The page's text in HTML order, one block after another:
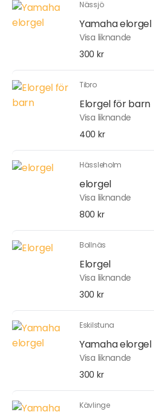
Nässjö
Yamaha elorgel
Visa liknande
300 kr
Tibro
Elorgel för barn
Visa liknande
400 kr
Hässleholm
elorgel
Visa liknande
800 kr
Bollnäs
Elorgel
Visa liknande
300 kr
Eskilstuna
Yamaha elorgel
Visa liknande
300 kr
Kävlinge